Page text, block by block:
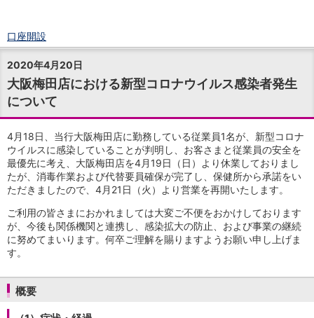
口座開設
ログイン
チャット
メニュー
商品・サービス
預金
円預金TOP
普通預金
定期預金
積立式定期預金
外貨預金 TOP
外貨普通預金
外貨定期預金
外貨普通預金積立
資産運用
証券口座開設
2020年4月20日
大阪梅田店における新型コロナウイルス感染者発生
について
4月18日、当行大阪梅田店に勤務している従業員1名が、新型コロナ
ウイルスに感染していることが判明し、お客さまと従業員の安全を
最優先に考え、大阪梅田店を4月19日（日）より休業しておりまし
たが、消毒作業および代替要員確保が完了し、保健所から承諾をい
ただきましたので、4月21日（火）より営業を再開いたします。
ご利用の皆さまにおかれましては大変ご不便をおかけしております
が、今後も関係機関と連携し、感染拡大の防止、および事業の継続
に努めてまいります。何卒ご理解を賜りますようお願い申し上げま
す。
概要